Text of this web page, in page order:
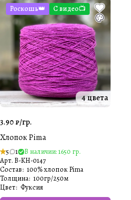
Роскошь👑 С видео📺
4 цвета
3.90 ₽/гр.
Хлопок Pima
5 1
В наличии: 1650 гр.
Арт. B-KH-0147
Состав: 100% хлопок Pima
Толщина: 100гр/250м
Цвет: Фуксия